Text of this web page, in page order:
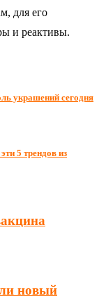
для его
и реактивы.
украшений сегодня
5 трендов из
новый